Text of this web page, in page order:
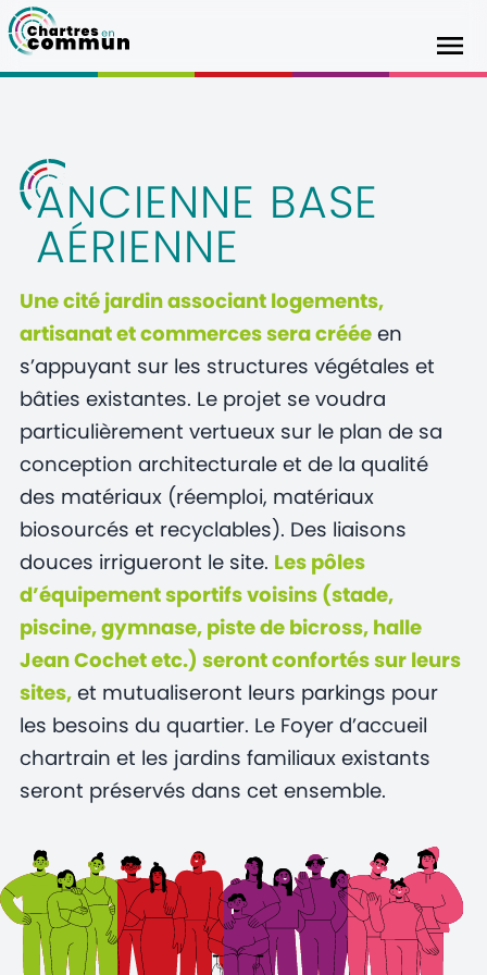
ANCIENNE BASE
AÉRIENNE
Une cité jardin associant logements,
artisanat et commerces sera crééeen
s’appuyant sur les structures végétales et
bâties existantes. Le projet se voudra
particulièrement vertueux sur le plan de sa
conception architecturale et de la qualité
des matériaux (réemploi, matériaux
biosourcés et recyclables). Des liaisons
douces irrigueront le site. Les pôles
d’équipement sportifs voisins (stade,
piscine, gymnase, piste de bicross, halle
Jean Cochet etc.) seront confortés sur leurs
sites,et mutualiseront leurs parkings pour
les besoins du quartier. Le Foyer d’accueil
chartrain et les jardins familiaux existants
seront préservés dans cet ensemble.